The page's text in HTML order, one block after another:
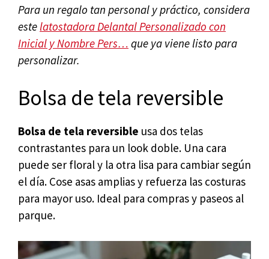
Para un regalo tan personal y práctico, considera
estelatostadora Delantal Personalizado con
Inicial y Nombre Pers… que ya viene listo para
personalizar.
Bolsa de tela reversible
Bolsa de tela reversible usa dos telas
contrastantes para un look doble. Una cara
puede ser floral y la otra lisa para cambiar según
el día. Cose asas amplias y refuerza las costuras
para mayor uso. Ideal para compras y paseos al
parque.